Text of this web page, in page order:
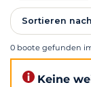
Sortieren
0 boote gefunden
Keine